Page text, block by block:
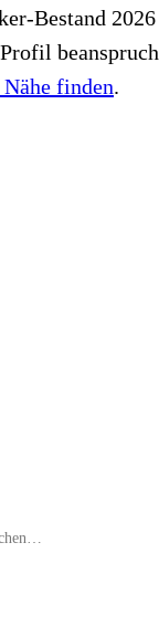
Bestand
finden.